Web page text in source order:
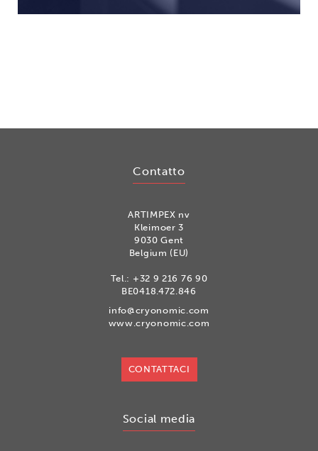
Contatto
ARTIMPEX nv
Kleimoer 3
9030 Gent
Belgium (EU)
Tel.: +32 9 216 76 90
BE0418.472.846
info@cryonomic.com
www.cryonomic.com
CONTATTACI
Social media